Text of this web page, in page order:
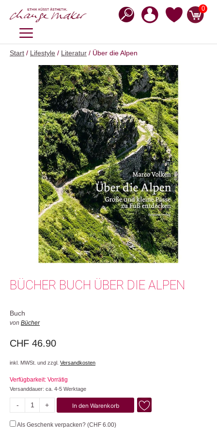
Inhalt
0
MENÜ
Start / Lifestyle / Literatur / Über die Alpen
BÜCHER BUCH ÜBER DIE ALPEN
Buch
von Bücher
CHF 46.90
inkl. MWSt. und zzgl. Versandkosten
Verfügbarkeit: Vorrätig
Versanddauer: ca. 4-5 Werktage
-
Alpen
+ In den Warenkorb
Als Geschenk verpacken? (CHF 6.00)